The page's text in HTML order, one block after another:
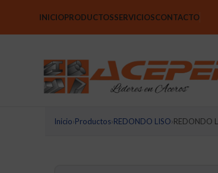
INICIOPRODUCTOSSERVICIOSCONTACTO
Inicio›Productos›REDONDO LISO›REDONDO